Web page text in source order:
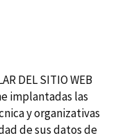
DEL SITIO WEB
implantadas las
y organizativas
de sus datos de